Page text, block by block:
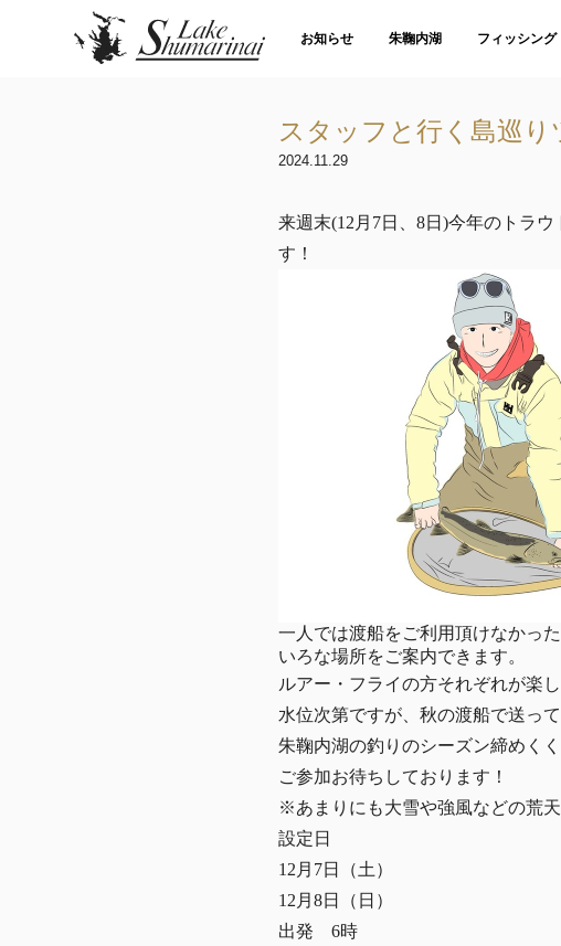
お知らせ 朱鞠内湖 フィッシング
スタッフと行く島巡
2024.11.29
来週末(12月7日、8日)今年のトラ
す！
一人では渡船をご利用頂けなかっ
いろな場所をご案内できます。
ルアー・フライの方それぞれが楽
水位次第ですが、秋の渡船で送っ
朱鞠内湖の釣りのシーズン締めく
ご参加お待ちしております！
※あまりにも大雪や強風などの荒
設定日
12月7日（土）
12月8日（日）
出発 6時